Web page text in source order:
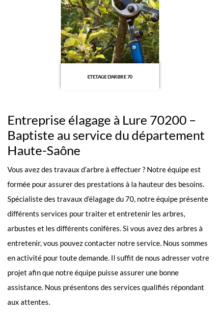
ETETAGE D'ARBRE 70
Entreprise élagage à Lure 70200 –
Baptiste au service du département
Haute-Saône
Vous avez des travaux d’arbre à effectuer ? Notre équipe est
formée pour assurer des prestations à la hauteur des besoins.
Spécialiste des travaux d’élagage du 70, notre équipe présente
différents services pour traiter et entretenir les arbres,
arbustes et les différents conifères. Si vous avez des arbres à
entretenir, vous pouvez contacter notre service. Nous sommes
en activité pour toute demande. Il suffit de nous adresser votre
projet afin que notre équipe puisse assurer une bonne
assistance. Nous présentons des services qualifiés répondant
aux attentes.